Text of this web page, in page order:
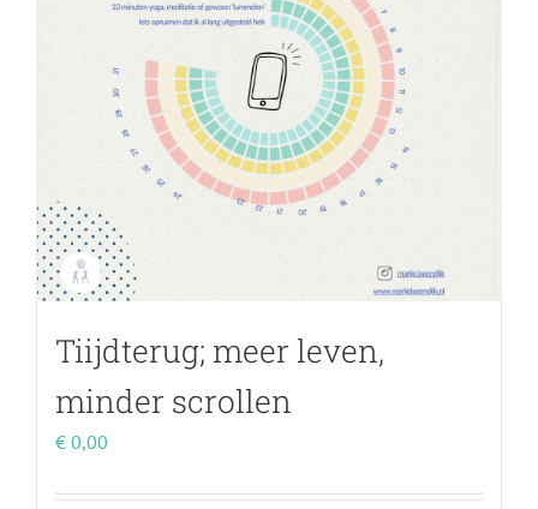
Tiijdterug; meer leven,
minder scrollen
€ 0,00